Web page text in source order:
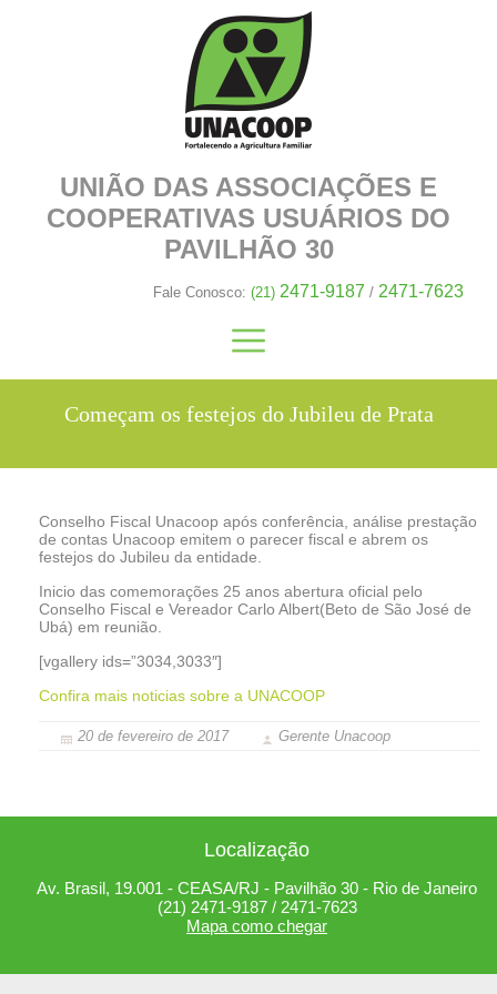
UNIÃO DAS ASSOCIAÇÕES E
COOPERATIVAS USUÁRIOS DO
PAVILHÃO 30
Fale Conosco: (21) 2471-9187 / 2471-7623
Começam os festejos do Jubileu de Prata
Conselho Fiscal Unacoop após conferência, análise prestação
de contas Unacoop emitem o parecer fiscal e abrem os
festejos do Jubileu da entidade.
Inicio das comemorações 25 anos abertura oficial pelo
Conselho Fiscal e Vereador Carlo Albert(Beto de São José de
Ubá) em reunião.
[vgallery ids=”3034,3033″]
Confira mais noticias sobre a UNACOOP
20 de fevereiro de 2017 Gerente Unacoop
Localização
Av. Brasil, 19.001 - CEASA/RJ - Pavilhão 30 - Rio de Janeiro
(21) 2471-9187 / 2471-7623
Mapa como chegar